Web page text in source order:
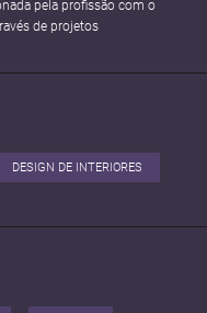
pela profissão com o
de projetos
DESIGN DE INTERIORES